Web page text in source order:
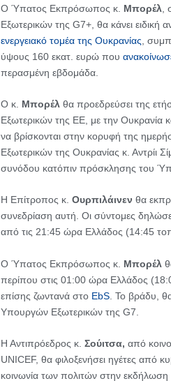
Ο Ύπατος Εκπρόσωπος κ. Μπορέλ
Εξωτερικών της G7+, θα κάνει ειδική
ενεργειακό τομέα της Ουκρανίας ,
ύψους 160 εκατ. ευρώ που
περασμένη εβδομάδα.
Ο κ. Μπορέλ θα προεδρεύσει της
Εξωτερικών της ΕΕ, με την Ουκρανία
να βρίσκονται στην κορυφή της
Εξωτερικών της Ουκρανίας κ. Αντρίι
συνόδου κατόπιν πρόσκλησης του
Η Επίτροπος κ. Ουρπιλάινεν θα
συνεδρίαση αυτή. Οι σύντομες
από τις 21:45 ώρα Ελλάδος (14:45
Ο Ύπατος Εκπρόσωπος κ. Μπορέλ
περίπου στις 01:00 ώρα Ελλάδος
επίσης ζωντανά στο EbS. Το βράδυ,
Υπουργών Εξωτερικών της G7.
Η Αντιπρόεδρος κ. Σούιτσα, από
UNICEF, θα φιλοξενήσει ηγέτες από
κοινωνία των πολιτών στην